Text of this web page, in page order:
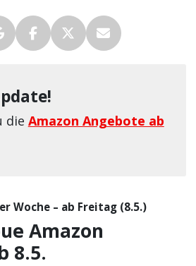
die Amazon Angebote ab
Woche – ab Freitag (8.5.)
Amazon
8.5.